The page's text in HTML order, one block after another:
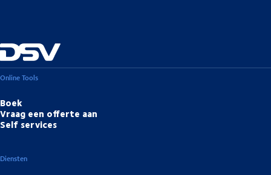
Online Tools
Boek
Vraag een offerte aan
Self services
Diensten